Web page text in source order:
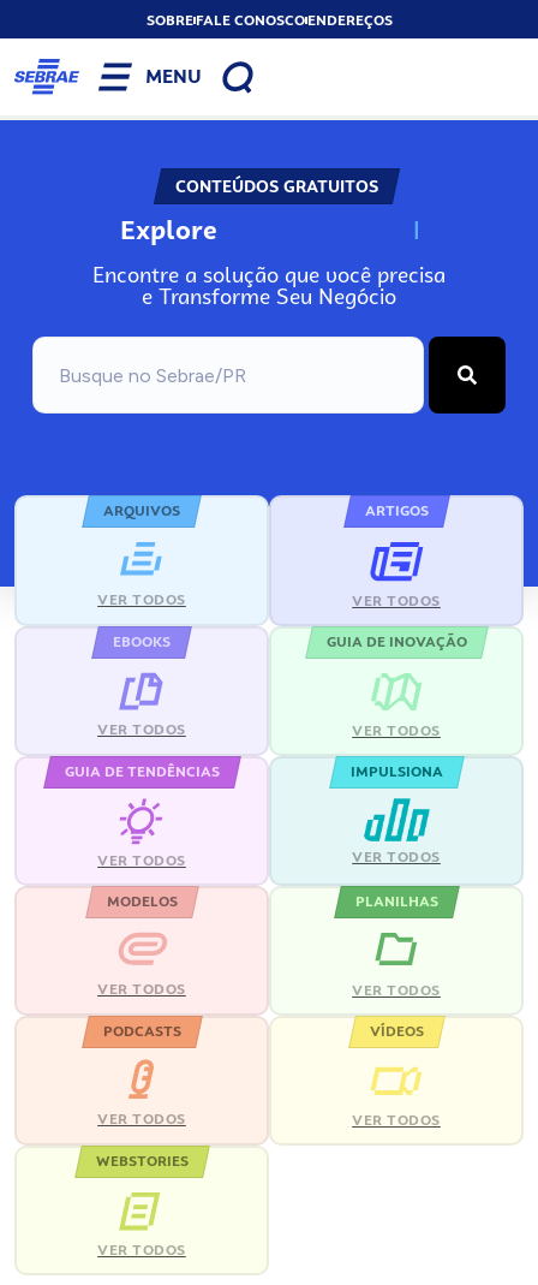
SOBREFALE CONOSCOENDEREÇOS
MENU
CONTEÚDOS GRATUITOS
Explore N
Encontre a solução que você precisa
e Transforme Seu Negócio
ARQUIVOS
VER TODOS
ARTIGOS
VER TODOS
EBOOKS
VER TODOS
GUIA DE INOVAÇÃO
VER TODOS
GUIA DE TENDÊNCIAS
VER TODOS
IMPULSIONA
VER TODOS
MODELOS
VER TODOS
PLANILHAS
VER TODOS
PODCASTS
VER TODOS
VÍDEOS
VER TODOS
WEBSTORIES
VER TODOS